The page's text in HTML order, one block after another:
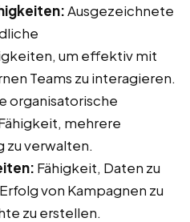
Ausgezeichnete
um effektiv mit
Teams zu interagieren.
organisatorische
mehrere
verwalten.
Fähigkeit, Daten zu
von Kampagnen zu
zu erstellen.